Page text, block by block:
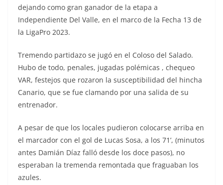
dejando como gran ganador de la etapa a
Independiente Del Valle, en el marco de la Fecha 13 de
la LigaPro 2023.
Tremendo partidazo se jugó en el Coloso del Salado.
Hubo de todo, penales, jugadas polémicas , chequeo
VAR, festejos que rozaron la susceptibilidad del hincha
Canario, que se fue clamando por una salida de su
entrenador.
A pesar de que los locales pudieron colocarse arriba en
el marcador con el gol de Lucas Sosa, a los 71’, (minutos
antes Damián Díaz falló desde los doce pasos), no
esperaban la tremenda remontada que fraguaban los
azules.